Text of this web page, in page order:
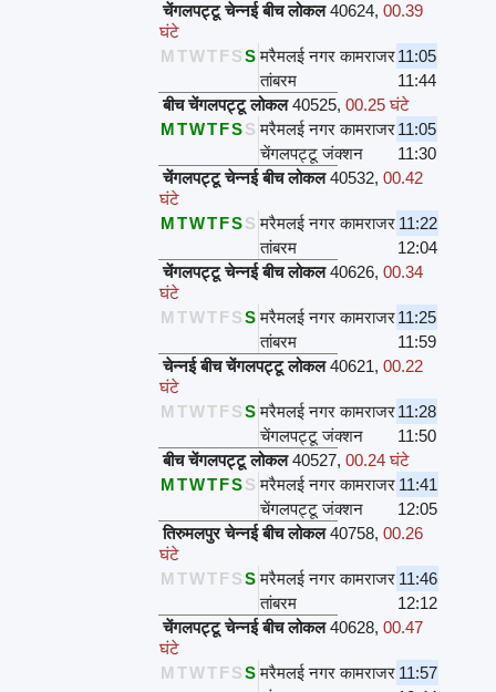
चेंगलपट्टू चेन्नई बीच लोकल 40624,00.39
घंटे
M TWTFSS मरैमलई नगर कामराजर11:05
तांबरम
11:44
बीच चेंगलपट्टू लोकल 40525,00.25 घंटे
MTWTFSS मरैमलई नगर कामराजर11:05
चेंगलपट्टू जंक्शन
11:30
चेंगलपट्टू चेन्नई बीच लोकल 40532,00.42
घंटे
MTWTFSS मरैमलई नगर कामराजर 11:22
तांबरम
12:04
चेंगलपट्टू चेन्नई बीच लोकल 40626,00.34
घंटे
M TWTFSS मरैमलई नगर कामराजर11:25
तांबरम
11:59
चेन्नई बीच चेंगलपट्टू लोकल 40621,00.22
घंटे
M TWTFSS मरैमलई नगर कामराजर11:28
चेंगलपट्टू जंक्शन
11:50
बीच चेंगलपट्टू लोकल 40527,00.24 घंटे
MTWTFSS मरैमलई नगर कामराजर 11:41
चेंगलपट्टू जंक्शन
12:05
तिरुमलपुर चेन्नई बीच लोकल 40758,00.26
घंटे
M TWTFSS मरैमलई नगर कामराजर 11:46
तांबरम
12:12
चेंगलपट्टू चेन्नई बीच लोकल 40628,00.47
घंटे
M TWTFSS मरैमलई नगर कामराजर 11:57